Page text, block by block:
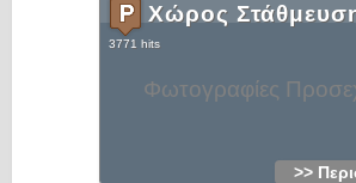
Φωτογραφίες
Χώρος
3771 hits
>>